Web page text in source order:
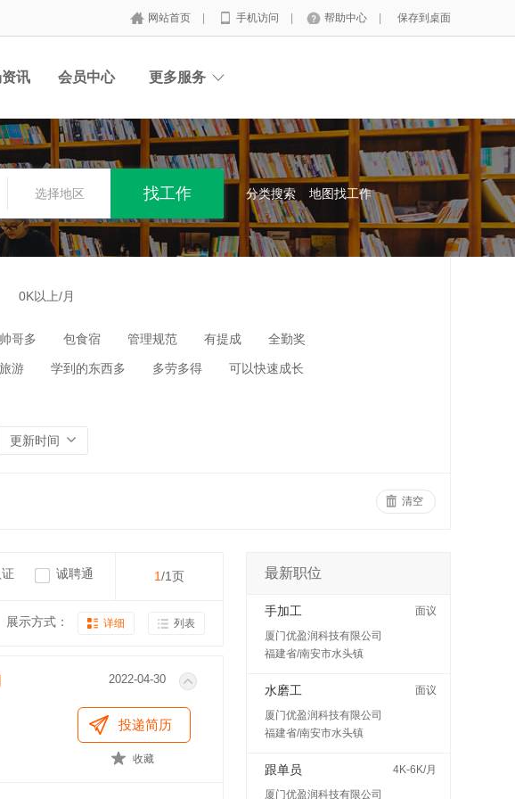
网站首页 手机访问 帮助中心 保存到桌面
讯 会员中心 更多服务
选择地区 分类搜索 地图找工作
0K以上/月
帅哥多 包食宿 管理规范 有提成 全勤奖
旅游 学到的东西多 多劳多得 可以快速成长
更新时间
清空
诚聘通 1/1页
展示方式： 详细 列表
2022-04-30
投递简历
收藏
最新职位
手加工
面议
厦门优盈润科技有限公司
福建省/南安市水头镇
水磨工
面议
厦门优盈润科技有限公司
福建省/南安市水头镇
跟单员
4K-6K/月
厦门优盈润科技有限公司